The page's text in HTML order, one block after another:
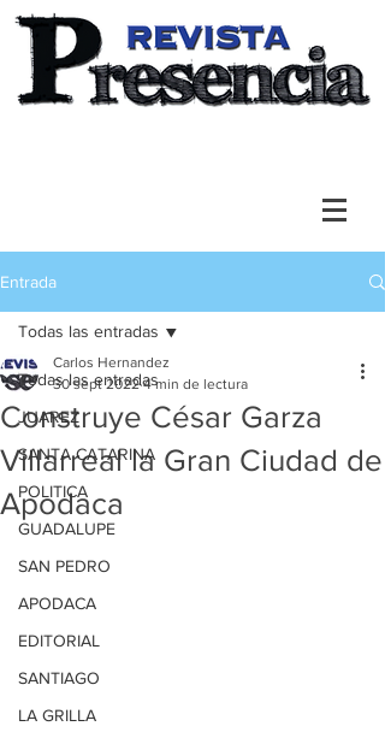
Entrada
Todas las entradas
JUAREZ
SANTA CATARINA
POLITICA
GUADALUPE
SAN PEDRO
APODACA
EDITORIAL
SANTIAGO
LA GRILLA
Todas las entradas
Construye César Garza
Villarreal la Gran Ciudad de
Apodaca
Carlos Hernandez
30 sept 2022 4 min de lectura